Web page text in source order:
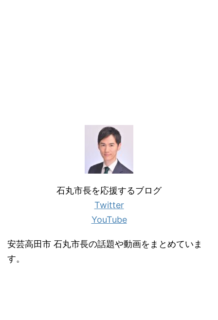
石丸市長を応援するブログ
Twitter
YouTube
安芸高田市 石丸市長の話題や動画をまとめていま
す。